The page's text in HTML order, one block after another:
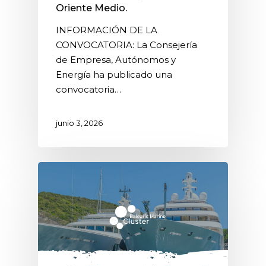
Oriente Medio.
INFORMACIÓN DE LA
CONVOCATORIA: La Consejería
de Empresa, Autónomos y
Energía ha publicado una
convocatoria…
junio 3, 2026